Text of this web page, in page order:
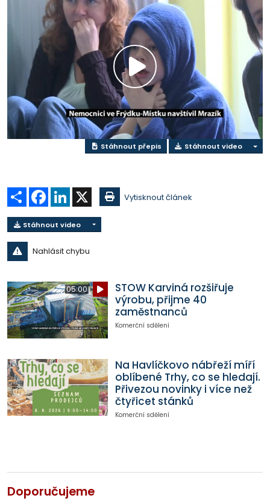
Přehrát
video
Stáhnout přepis Stáhnout video
Sdílet Facebook
LinkedIn Vytisknout článek
Stáhnout video
Nahlásit chybu
05:00
STOW Karviná rozšiřuje
výrobu, přijme 40
zaměstnanců
Komerční sdělení
Na Havlíčkovo nábřeží míří
oblíbené Trhy, co se hledají.
Přivezou novinky i více než
čtyřicet stánků
Komerční sdělení
Doporučujeme